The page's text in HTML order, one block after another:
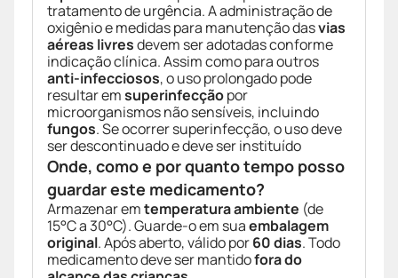
tratamento de urgência. A administração de
oxigênio e medidas para manutenção dasvias
aéreas livresdevem ser adotadas conforme
indicação clínica. Assim como para outros
anti-infecciosos, o uso prolongado pode
resultar emsuperinfecçãopor
microorganismos não sensíveis, incluindo
fungos. Se ocorrer superinfecção, o uso deve
ser descontinuado e deve ser instituído
Onde, como e por quanto tempo posso
guardar este medicamento?
Armazenar emtemperatura ambiente (de
15°C a 30°C). Guarde-o em suaembalagem
original. Após aberto, válido por60 dias. Todo
medicamento deve ser mantidofora do